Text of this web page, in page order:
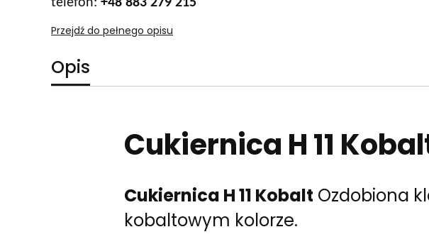
telefon: +48 883 279 215
Przejdź do pełnego opisu
Opis
Cukiernica H 11
Cukiernica H 11 Kobalt Ozdobiona
kobaltowym kolorze.